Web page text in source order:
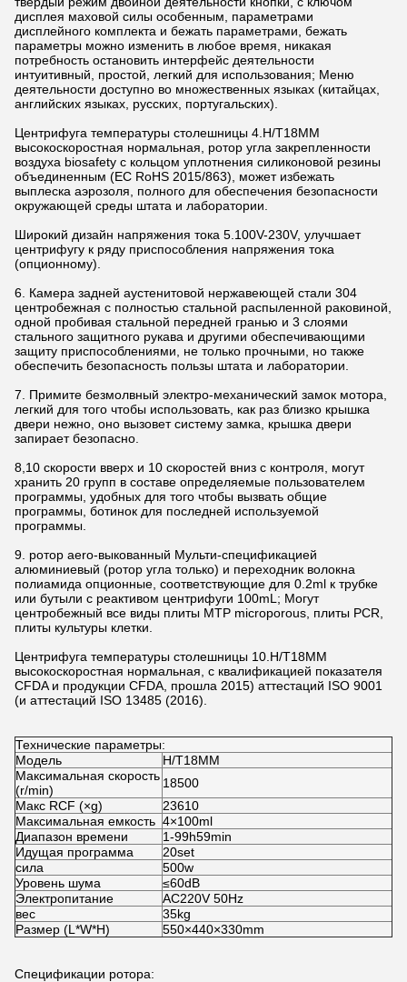
дисплея маховой силы особенным, параметрами
дисплейного комплекта и бежать параметрами, бежать
параметры можно изменить в любое время, никакая
потребность остановить интерфейс деятельности
интуитивный, простой, легкий для использования; Меню
деятельности доступно во множественных языках (китайцах,
английских языках, русских, португальских).
Центрифуга температуры столешницы 4.H/T18MM
высокоскоростная нормальная, ротор угла закрепленности
воздуха biosafety с кольцом уплотнения силиконовой резины
объединенным (ЕС RoHS 2015/863), может избежать
выплеска аэрозоля, полного для обеспечения безопасности
окружающей среды штата и лаборатории.
Широкий дизайн напряжения тока 5.100V-230V, улучшает
центрифугу к ряду приспособления напряжения тока
(опционному).
6. Камера задней аустенитовой нержавеющей стали 304
центробежная с полностью стальной распыленной раковиной,
одной пробивая стальной передней гранью и 3 слоями
стального защитного рукава и другими обеспечивающими
защиту приспособлениями, не только прочными, но также
обеспечить безопасность пользы штата и лаборатории.
7. Примите безмолвный электро-механический замок мотора,
легкий для того чтобы использовать, как раз близко крышка
двери нежно, оно вызовет систему замка, крышка двери
запирает безопасно.
8,10 скорости вверх и 10 скоростей вниз с контроля, могут
хранить 20 групп в составе определяемые пользователем
программы, удобных для того чтобы вызвать общие
программы, ботинок для последней используемой
программы.
9. ротор aero-выкованный Мульти-спецификацией
алюминиевый (ротор угла только) и переходник волокна
полиамида опционные, соответствующие для 0.2ml к трубке
или бутыли с реактивом центрифуги 100mL; Могут
центробежный все виды плиты MTP microporous, плиты PCR,
плиты культуры клетки.
Центрифуга температуры столешницы 10.H/T18MM
высокоскоростная нормальная, с квалификацией показателя
CFDA и продукции CFDA, прошла 2015) аттестаций ISO 9001
(и аттестаций ISO 13485 (2016).
Технические параметры:
Модель
H/T18MM
Максимальная скорость
(r/min)
18500
Макс RCF (×g)
23610
Максимальная емкость 4×100ml
Диапазон времени
1-99h59min
Идущая программа
20set
сила
500w
Уровень шума
≤60dB
Электропитание
AC220V 50Hz
вес
35kg
Размер (L*W*H)
550×440×330mm
Спецификации ротора: